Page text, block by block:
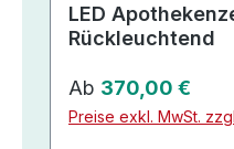
LED
Rückleuchtend
Regulärer Preis:
Ab 370,00 €
Preise exkl. MwSt.